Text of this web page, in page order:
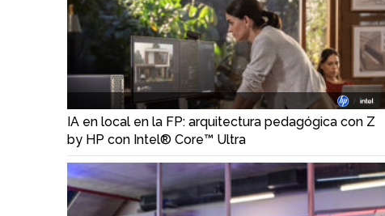
IA en local en la FP: arquitectura pedagógica con Z
by HP con Intel® Core™ Ultra